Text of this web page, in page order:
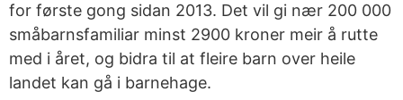
for første gong sidan 2013. Det vil gi nær 200 000
småbarnsfamiliar minst 2900 kroner meir å rutte
med i året, og bidra til at fleire barn over heile
landet kan gå i barnehage.